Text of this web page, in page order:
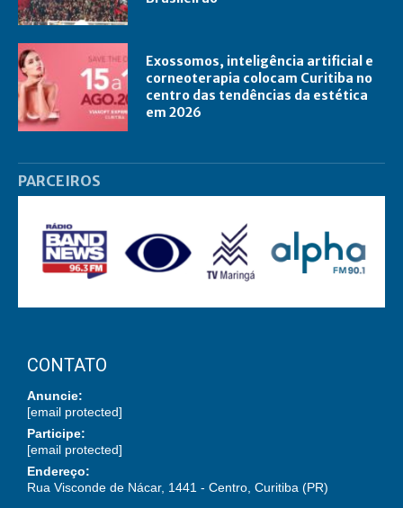
Exossomos, inteligência artificial e
corneoterapia colocam Curitiba no
centro das tendências da estética
em 2026
PARCEIROS
CONTATO
Anuncie:
[email protected]
Participe:
[email protected]
Endereço:
Rua Visconde de Nácar, 1441 - Centro, Curitiba (PR)